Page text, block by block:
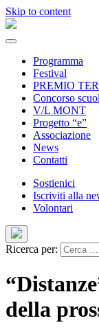
Skip to content
Programma
Festival
PREMIO
Concorso
V/L MONT
Progetto “e”
Associazione
News
Contatti
Sostienici
Iscriviti alla
Volontari
Ricerca per:
della